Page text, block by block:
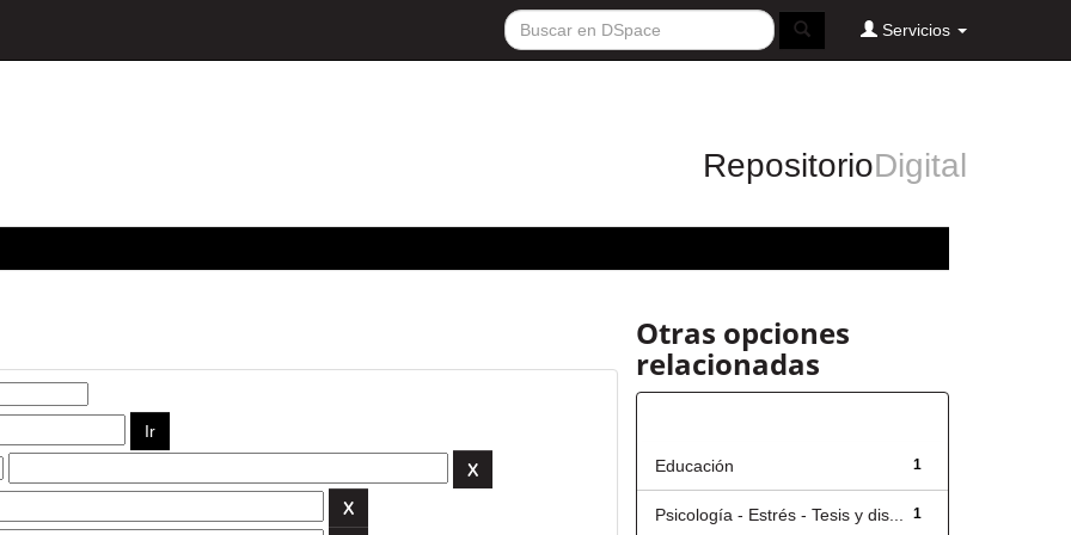
Servicios
RepositorioDigital
Otras opciones
relacionadas
1
Educación
1
Psicología - Estrés - Tesis y dis...